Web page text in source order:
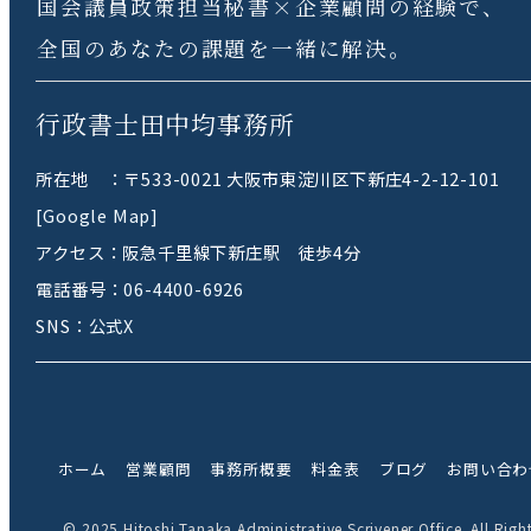
国会議員政策担当秘書×企業顧問の経験で、
全国のあなたの課題を一緒に解決。
行政書士田中均事務所
所在地 ：〒533-0021 大阪市東淀川区下新庄4-2-12-101
[Google Map]
アクセス：阪急千里線下新庄駅 徒歩4分
電話番号：06-4400-6926
SNS： 公式X
ホーム 営業顧問 事務所概要 料金表 ブログ お問い合